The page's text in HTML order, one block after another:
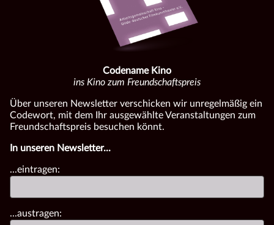
Codename Kino
ins Kino zum Freundschaftspreis
Über unseren Newsletter verschicken wir unregelmäßig ein
Codewort, mit dem Ihr ausgewählte Veranstaltungen zum
Freundschaftspreis besuchen könnt.
In unseren Newsletter...
...eintragen:
...austragen: